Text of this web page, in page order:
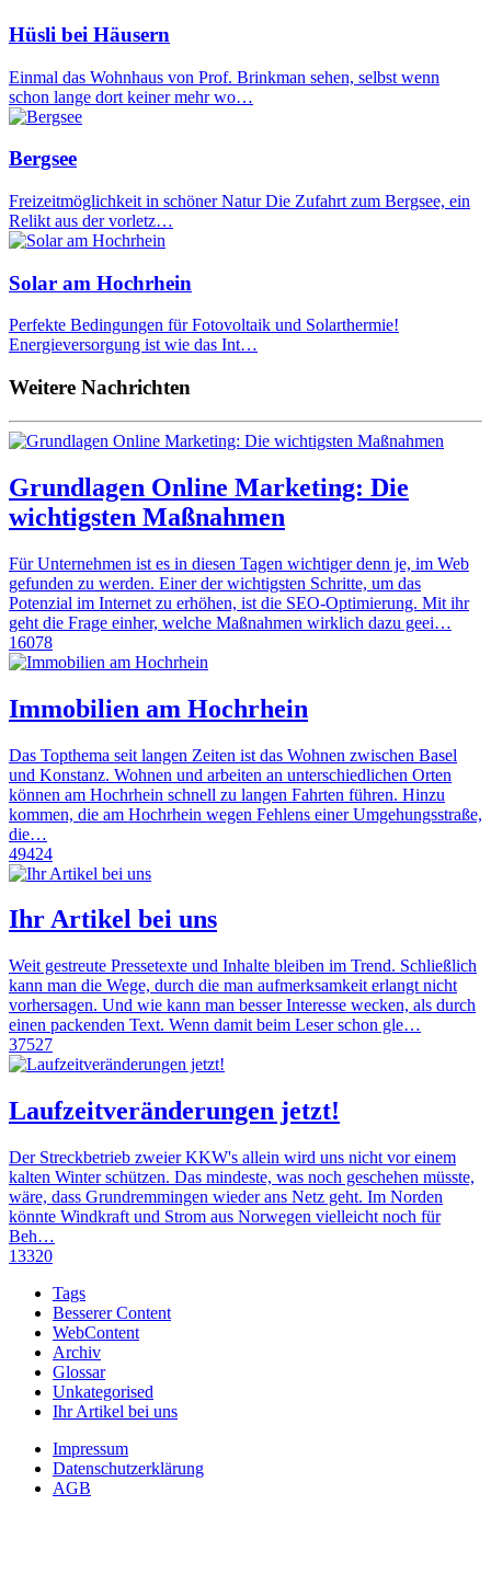
Hüsli bei Häusern
Einmal das Wohnhaus von Prof. Brinkman sehen, selbst wenn
schon lange dort keiner mehr wo…
Bergsee
Freizeitmöglichkeit in schöner Natur Die Zufahrt zum Bergsee, ein
Relikt aus der vorletz…
Solar am Hochrhein
Perfekte Bedingungen für Fotovoltaik und Solarthermie!
Energieversorgung ist wie das Int…
Weitere Nachrichten
Grundlagen Online Marketing: Die
wichtigsten Maßnahmen
Für Unternehmen ist es in diesen Tagen wichtiger denn je, im Web
gefunden zu werden. Einer der wichtigsten Schritte, um das
Potenzial im Internet zu erhöhen, ist die SEO-Optimierung. Mit ihr
geht die Frage einher, welche Maßnahmen wirklich dazu geei…
16078
Immobilien am Hochrhein
Das Topthema seit langen Zeiten ist das Wohnen zwischen Basel
und Konstanz. Wohnen und arbeiten an unterschiedlichen Orten
können am Hochrhein schnell zu langen Fahrten führen. Hinzu
kommen, die am Hochrhein wegen Fehlens einer Umgehungsstraße,
die…
49424
Ihr Artikel bei uns
Weit gestreute Pressetexte und Inhalte bleiben im Trend. Schließlich
kann man die Wege, durch die man aufmerksamkeit erlangt nicht
vorhersagen. Und wie kann man besser Interesse wecken, als durch
einen packenden Text. Wenn damit beim Leser schon gle…
37527
Laufzeitveränderungen jetzt!
Der Streckbetrieb zweier KKW's allein wird uns nicht vor einem
kalten Winter schützen. Das mindeste, was noch geschehen müsste,
wäre, dass Grundremmingen wieder ans Netz geht. Im Norden
könnte Windkraft und Strom aus Norwegen vielleicht noch für
Beh…
13320
Tags
Besserer Content
WebContent
Archiv
Glossar
Unkategorised
Ihr Artikel bei uns
Impressum
Datenschutzerklärung
AGB